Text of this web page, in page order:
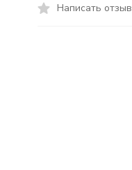
Написать отзыв